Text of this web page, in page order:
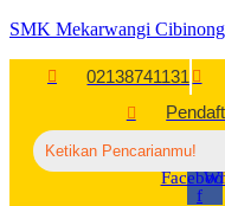
SMK Mekarwangi Cibinong
02138741131
f